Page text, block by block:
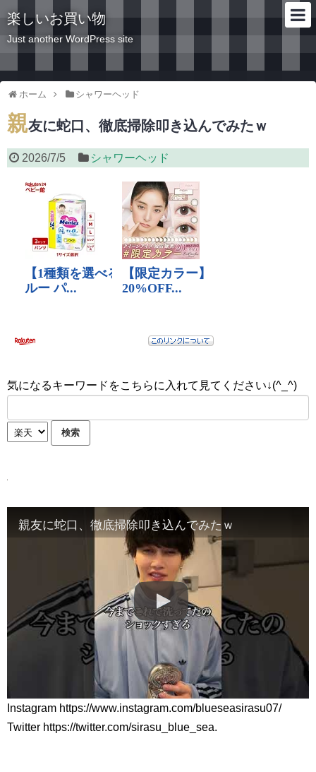
楽しいお買い物
Just another WordPress site
ホーム シャワーヘッド
親友に蛇口、徹底掃除叩き込んでみたｗ
2026/7/5 シャワーヘッド
気になるキーワードをこちらに入れて見てください↓(^_^)
親友に蛇口、徹底掃除叩き込んでみたｗ
Instagram https://www.instagram.com/blueseasirasu07/
Twitter https://twitter.com/sirasu_blue_sea.